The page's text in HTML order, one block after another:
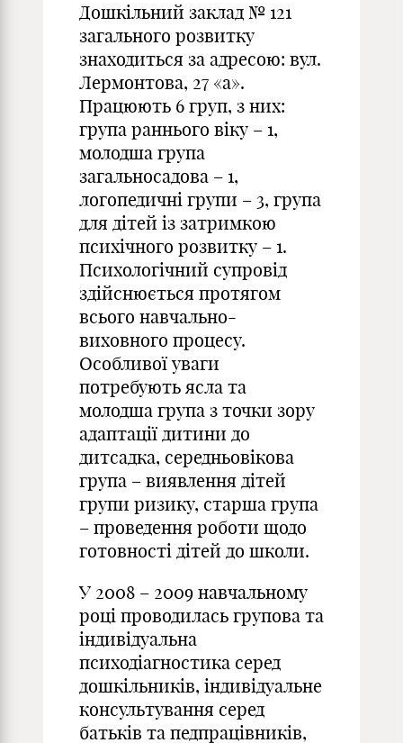
Дошкільний заклад № 121
загального розвитку
знаходиться за адресою: вул.
Лермонтова, 27 «а».
Працюють 6 груп, з них:
група раннього віку – 1,
молодша група
загальносадова – 1,
логопедичні групи – 3, група
для дітей із затримкою
психічного розвитку – 1.
Психологічний супровід
здійснюється протягом
всього навчально-
виховного процесу.
Особливої уваги
потребують ясла та
молодша група з точки зору
адаптації дитини до
дитсадка, середньовікова
група – виявлення дітей
групи ризику, старша група
– проведення роботи щодо
готовності дітей до школи.
У 2008 – 2009 навчальному
році проводилась групова та
індивідуальна
психодіагностика серед
дошкільників, індивідуальне
консультування серед
батьків та педпрацівників,